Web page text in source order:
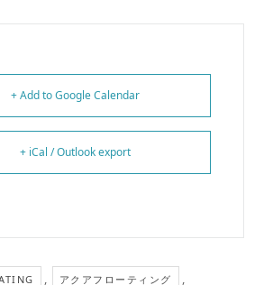
+ Add to Google Calendar
+ iCal / Outlook export
アクアフローティング